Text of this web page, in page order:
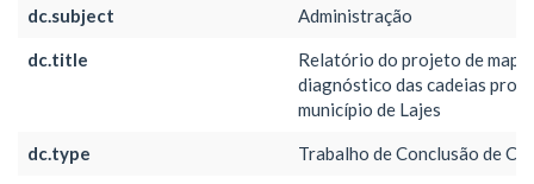
dc.subject Administração
dc.title
Relatório do projeto de
diagnóstico das cadeias
município de Lajes
dc.type Trabalho de Conclusão de